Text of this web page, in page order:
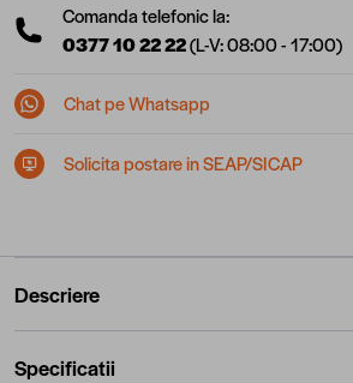
Comanda telefonic la:
0377 10 22 22(L-V: 08:00 - 17:00)
Chat pe Whatsapp
Solicita postare in SEAP/SICAP
Descriere
Specificatii